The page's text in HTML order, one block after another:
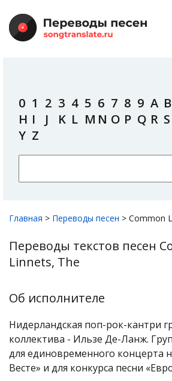
0 1 2 3 4 5 6 7 8 9 A B
H I J K L M N O P Q R S
Y Z
Главная > Переводы песен > Common
Переводы текстов песен
Linnets, The
Об исполнителе
Нидерландская поп-рок-кантри
коллектива - Ильзе Де-Ланж.
для единовременного концерта
Весте» и для конкурса песни